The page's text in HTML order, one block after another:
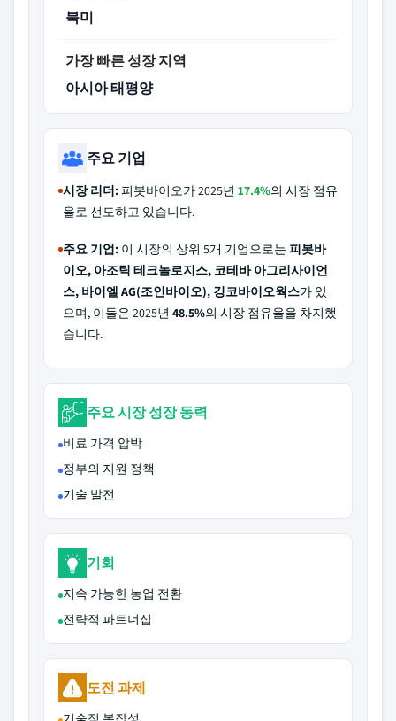
북미
가장 빠른 성장 지역
아시아 태평양
주요 기업
시장 리더:피봇바이오가 2025년 17.4%의 시장 점유
율로 선도하고 있습니다.
주요 기업: 이 시장의 상위 5개 기업으로는 피봇바
이오, 아조틱 테크놀로지스, 코테바 아그리사이언
스, 바이엘 AG(조인바이오), 깅코바이오웍스가 있
으며, 이들은 2025년 48.5%의 시장 점유율을 차지했
습니다.
주요 시장 성장 동력
비료 가격 압박
정부의 지원 정책
기술 발전
기회
지속 가능한 농업 전환
전략적 파트너십
도전 과제